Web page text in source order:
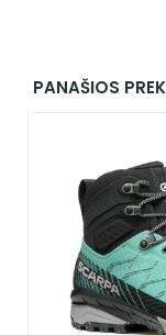
PANAŠIOS